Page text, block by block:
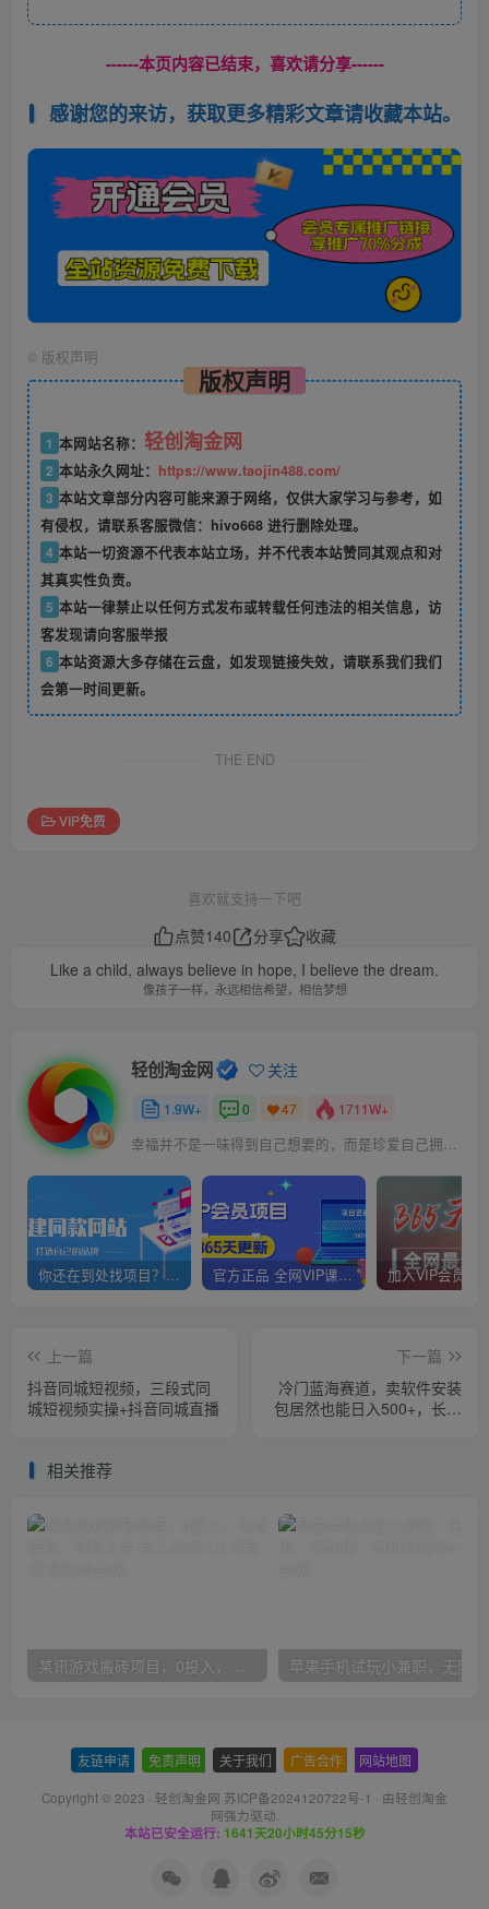
------本页内容已结束，喜欢请分享------
感谢您的来访，获取更多精彩文章请收藏本站。
© 版权声明
版权声明
1 本网站名称： 轻创淘金网
2 本站永久网址： https://www.taojin488.com/
3 本站文章部分内容可能来源于网络，仅供大家学习与参考，如
有侵权，请联系客服微信：hivo668 进行删除处理。
4 本站一切资源不代表本站立场，并不代表本站赞同其观点和对
其真实性负责。
5 本站一律禁止以任何方式发布或转载任何违法的相关信息，访
客发现请向客服举报
6 本站资源大多存储在云盘，如发现链接失效，请联系我们我们
会第一时间更新。
THE END
VIP免费
喜欢就支持一下吧
点赞140 分享
收藏
Like a child, always believe in hope, I believe the dream.
像孩子一样，永远相信希望，相信梦想
轻创淘金网 关注
1.9W+ 0 47 1711W+
幸福并不是一味得到自己想要的，而是珍爱自己拥有的
你还在到处找项目？还在当韭菜？我靠网创资源站一个月赚5万+，曾经我也是个失败者。 官方正品 全网VIP课程 无损下载~
上一篇
抖音同城短视频，三段式同
城短视频实操+抖音同城直播
下一篇
冷门蓝海赛道，卖软件安装
包居然也能日入500+，长期
相关推荐
某讯游戏搬砖项目，0投入，可以挂机，轻松上手,月入3000+上不封顶
友链申请 免责声明 关于我们 广告合作 网站地图
Copyright © 2023 · 轻创淘金网 苏ICP备2024120722号-1 · 由轻创淘金
网强力驱动.
本站已安全运行: 1641天20小时45分16秒